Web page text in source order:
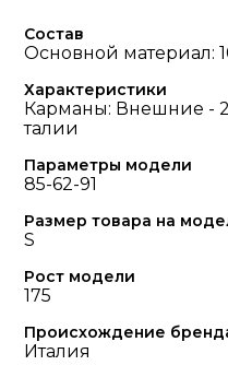
Состав
Основной материал:
Характеристики
Карманы: Внешние -
талии
Параметры модели
85-62-91
Размер товара на
S
Рост модели
175
Происхождение
Италия